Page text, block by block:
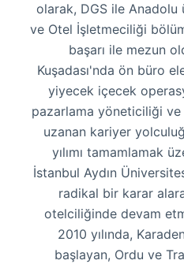
olarak, DGS ile Anadolu
ve Otel İşletmeciliği
başarı ile mezun
Kuşadası'nda ön büro
yiyecek içecek
pazarlama yöneticiliği
uzanan kariyer
yılımı tamamlamak
İstanbul Aydın
radikal bir karar
otelciliğinde devam
2010 yılında,
başlayan, Ordu ve